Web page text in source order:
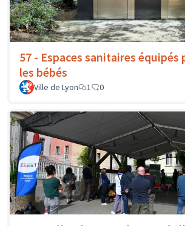
57 - Espaces sanitaires équipés
les bébés
Ville de Lyon 1 0